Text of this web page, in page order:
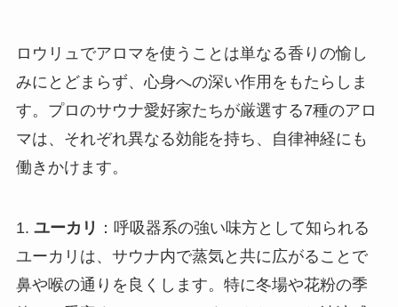
ロウリュでアロマを使うことは単なる香りの愉し
みにとどまらず、心身への深い作用をもたらしま
す。プロのサウナ愛好家たちが厳選する7種のアロ
マは、それぞれ異なる効能を持ち、自律神経にも
働きかけます。
1. ユーカリ ：呼吸器系の強い味方として知られる
ユーカリは、サウナ内で蒸気と共に広がることで
鼻や喉の通りを良くします。特に冬場や花粉の季